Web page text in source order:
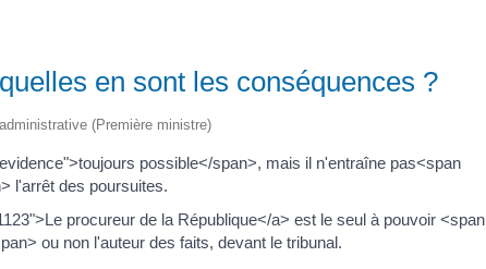
en sont les conséquences ?
(Première ministre)
possible</span>, mais il n'entraîne pas<span
l'arrêt des poursuites.
procureur de la République</a> est le seul à pouvoir <span
ou non l'auteur des faits, devant le tribunal.